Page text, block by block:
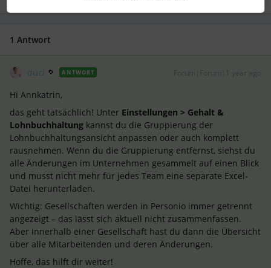
1 Antwort
duci ANTWORT
Hi Annkatrin,
das geht tatsächlich! Unter Einstellungen > Gehalt &
Lohnbuchhaltung kannst du die Gruppierung der
Lohnbuchhaltungsansicht anpassen oder auch komplett
rausnehmen. Wenn du die Gruppierung entfernst, siehst du
alle Änderungen im Unternehmen gesammelt auf einen Blick
und musst nicht mehr für jedes Team eine separate Excel-
Datei herunterladen.
Wichtig: Gesellschaften werden in Personio immer getrennt
angezeigt – das lässt sich aktuell nicht zusammenfassen.
Aber innerhalb einer Gesellschaft hast du dann die Übersicht
über alle Mitarbeitenden und deren Änderungen.
Hoffe, das hilft dir weiter!